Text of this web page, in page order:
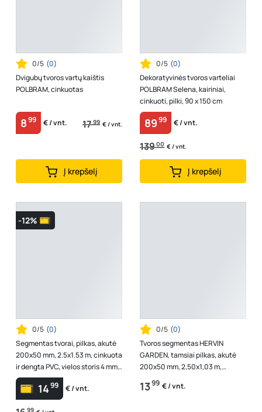
0/5 (0)
Dvigubų tvoros vartų kaištis
POLBRAM, cinkuotas
899 € / vnt. 1799 € / vnt.
Į krepšelį
0/5 (0)
Dekoratyvinės tvoros varteliai
POLBRAM Selena, kairiniai,
cinkuoti, pilki, 90 x 150 cm
8999 € / vnt.
13900 € / vnt.
Į krepšelį
-12%
0/5 (0)
Segmentas tvorai, pilkas, akutė
200x50 mm, 2.5x1.53 m, cinkuota
ir dengta PVC, vielos storis 4 mm,
ZN+RAL7016
1499 € / vnt.
99
0/5 (0)
Tvoros segmentas HERVIN
GARDEN, tamsiai pilkas, akutė
200x50 mm, 2,50x1,03 m,
cinkuota ir dengta PVC, vielos
storis 3,7 ...
1399 € / vnt.